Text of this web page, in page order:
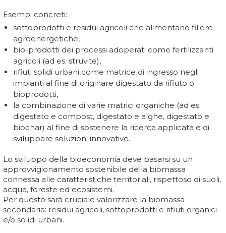
Esempi concreti:
sottoprodotti e residui agricoli che alimentano filiere
agroenergetiche,
bio-prodotti dei processi adoperati come fertilizzanti
agricoli (ad es. struvite),
rifiuti solidi urbani come matrice di ingresso negli
impianti al fine di originare digestato da rifiuto o
bioprodotti,
la combinazione di varie matrici organiche (ad es.
digestato e compost, digestato e alghe, digestato e
biochar) al fine di sostenere la ricerca applicata e di
sviluppare soluzioni innovative.
Lo sviluppo della bioeconomia deve basarsi su un
approvvigionamento sostenibile della biomassa
connessa alle caratteristiche territoriali, rispettoso di suoli,
acqua, foreste ed ecosistemi.
Per questo sarà cruciale valorizzare la biomassa
secondaria: residui agricoli, sottoprodotti e rifiuti organici
e/o solidi urbani.